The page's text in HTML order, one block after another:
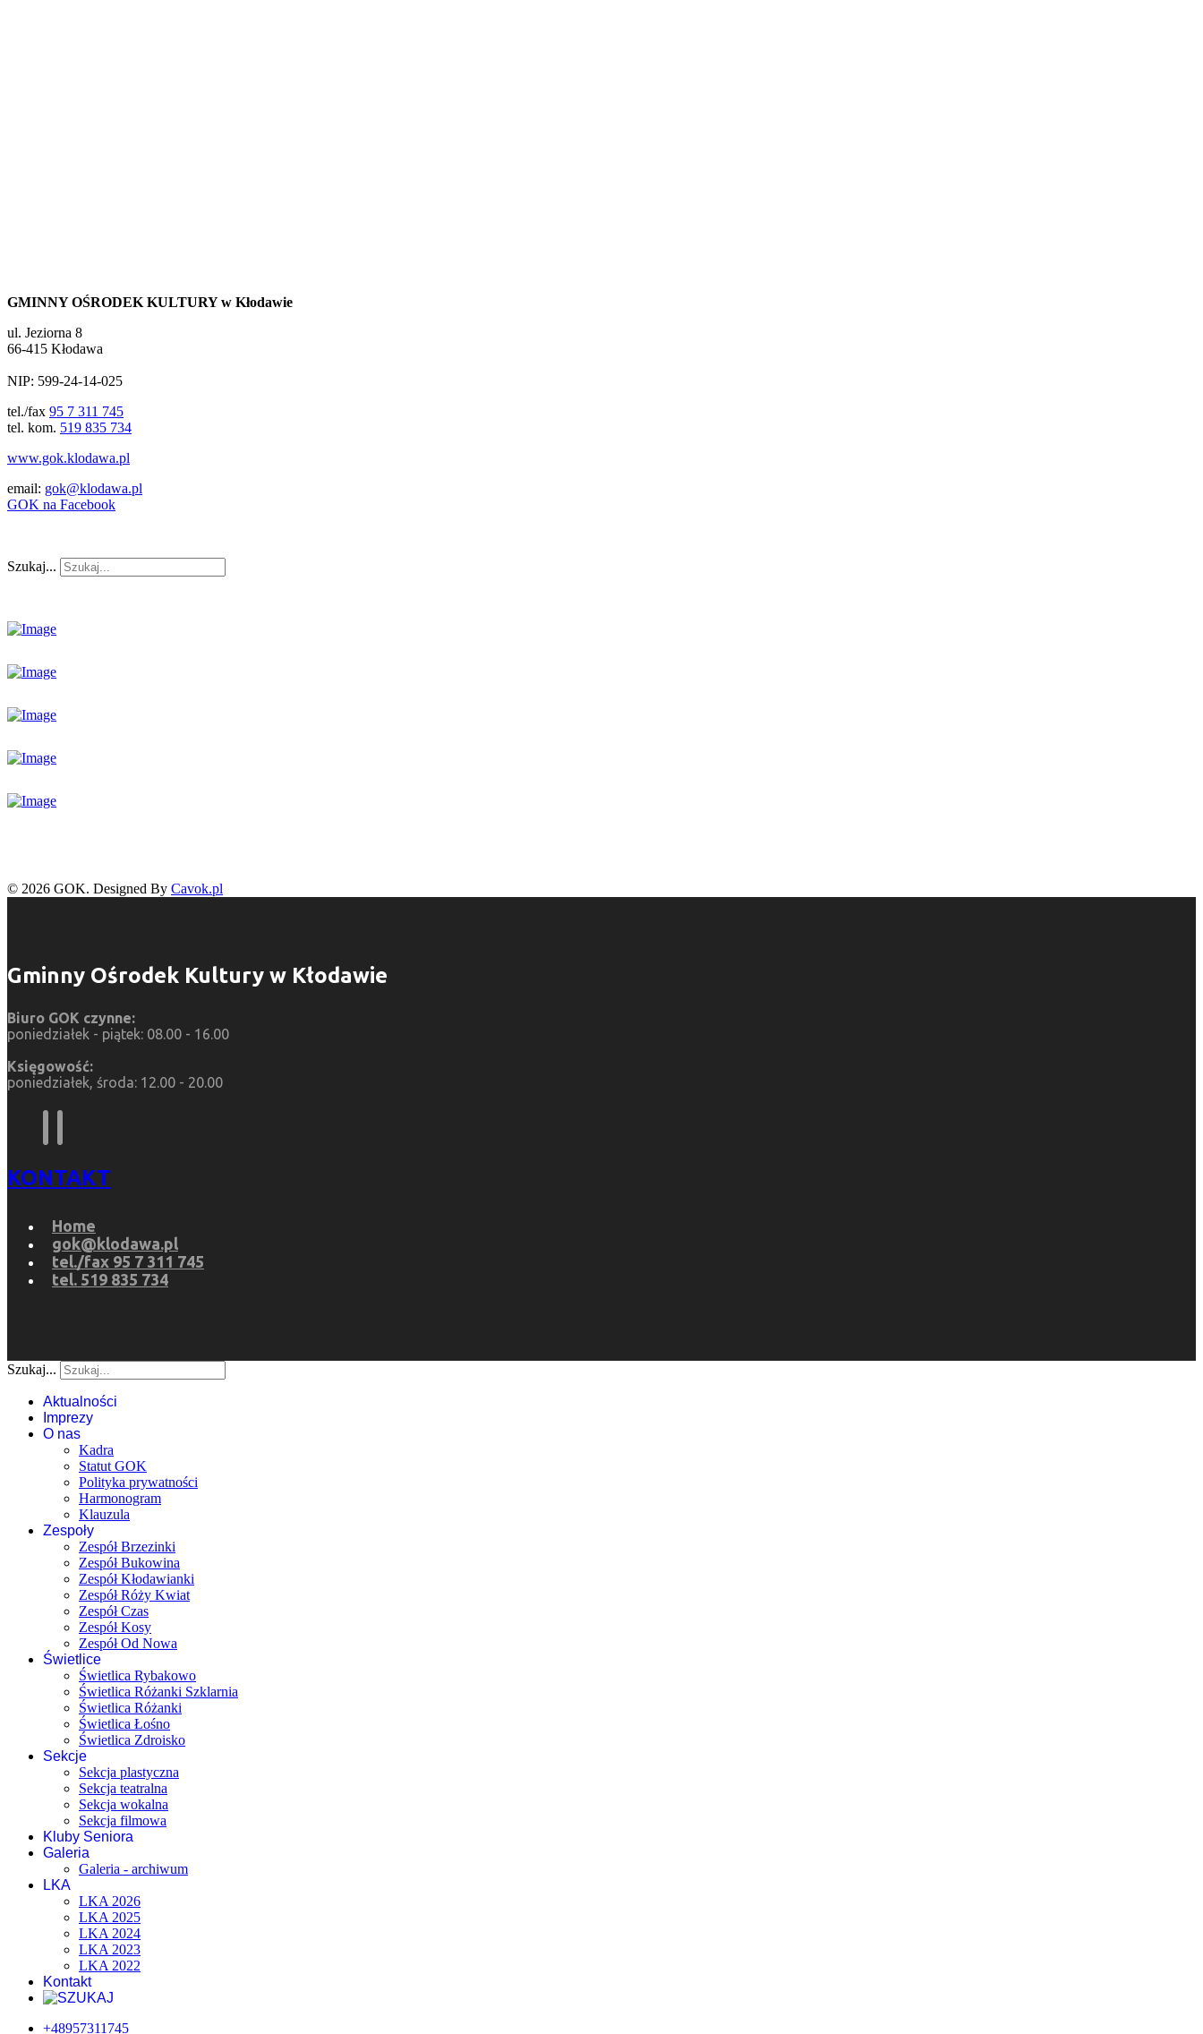
GMINNY OŚRODEK KULTURY w Kłodawie
ul. Jeziorna 8
66-415 Kłodawa
NIP: 599-24-14-025
tel./fax 95 7 311 745
tel. kom. 519 835 734
www.gok.klodawa.pl
email: gok@klodawa.pl
GOK na Facebook
Szukaj...
© 2026 GOK. Designed By Cavok.pl
Gminny Ośrodek Kultury w Kłodawie
Biuro GOK czynne:
poniedziałek - piątek: 08.00 - 16.00
Księgowość:
poniedziałek, środa: 12.00 - 20.00
KONTAKT
Home
gok@klodawa.pl
tel./fax 95 7 311 745
tel. 519 835 734
Szukaj...
Aktualności
Imprezy
O nas
Kadra
Statut GOK
Polityka prywatności
Harmonogram
Klauzula
Zespoły
Zespół Brzezinki
Zespół Bukowina
Zespół Kłodawianki
Zespół Róży Kwiat
Zespół Czas
Zespół Kosy
Zespół Od Nowa
Świetlice
Świetlica Rybakowo
Świetlica Różanki Szklarnia
Świetlica Różanki
Świetlica Łośno
Świetlica Zdroisko
Sekcje
Sekcja plastyczna
Sekcja teatralna
Sekcja wokalna
Sekcja filmowa
Kluby Seniora
Galeria
Galeria - archiwum
LKA
LKA 2026
LKA 2025
LKA 2024
LKA 2023
LKA 2022
Kontakt
+48957311745